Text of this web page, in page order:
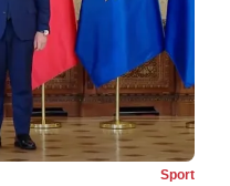
Sport